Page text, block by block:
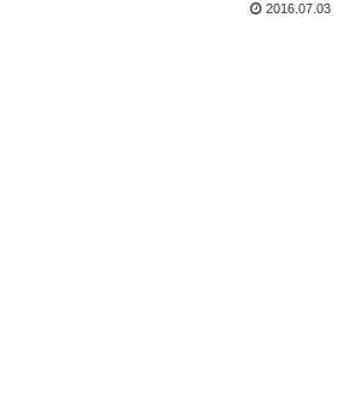
2016.07.03